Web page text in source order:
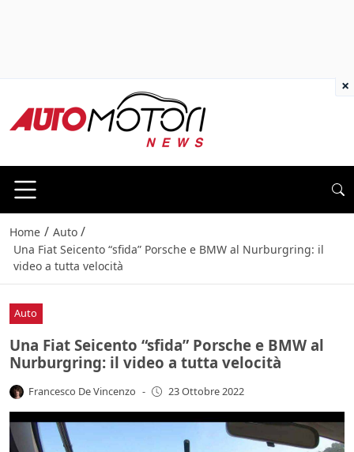
Home / Auto /
Una Fiat Seicento “sfida” Porsche e BMW al Nurburgring: il
video a tutta velocità
Auto
Una Fiat Seicento “sfida” Porsche e BMW al
Nurburgring: il video a tutta velocità
Francesco De Vincenzo - 23 Ottobre 2022
×